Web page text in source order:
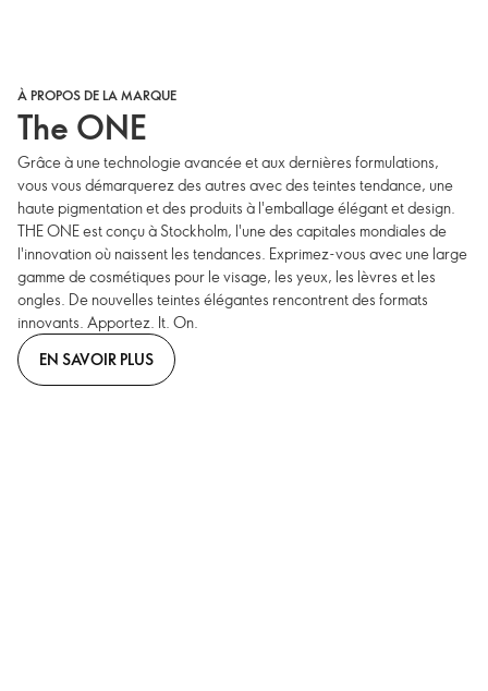
À PROPOS DE LA MARQUE
The ONE
Grâce à une technologie avancée et aux dernières formulations,
vous vous démarquerez des autres avec des teintes tendance, une
haute pigmentation et des produits à l'emballage élégant et design.
THE ONE est conçu à Stockholm, l'une des capitales mondiales de
l'innovation où naissent les tendances. Exprimez-vous avec une large
gamme de cosmétiques pour le visage, les yeux, les lèvres et les
ongles. De nouvelles teintes élégantes rencontrent des formats
innovants. Apportez. It. On.
EN SAVOIR PLUS